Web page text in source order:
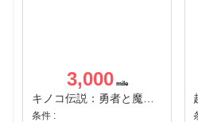
3,000
条件 :